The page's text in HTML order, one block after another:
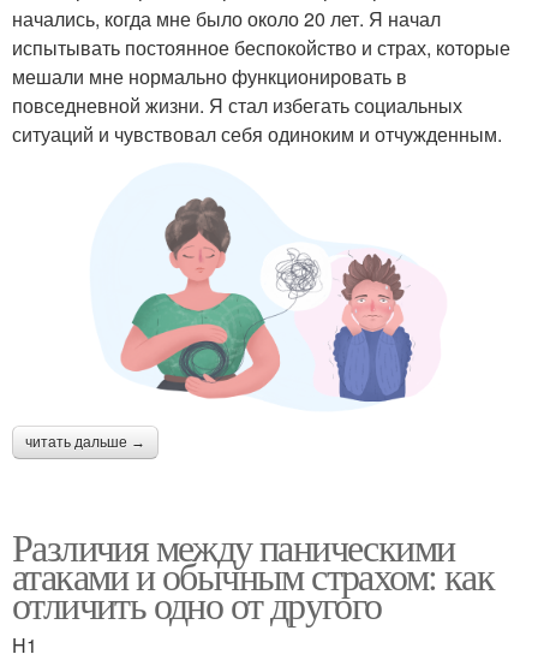
начались, когда мне было около 20 лет. Я начал
испытывать постоянное беспокойство и страх, которые
мешали мне нормально функционировать в
повседневной жизни. Я стал избегать социальных
ситуаций и чувствовал себя одиноким и отчужденным.
читать дальше →
Различия между паническими
атаками и обычным страхом: как
отличить одно от другого
H1